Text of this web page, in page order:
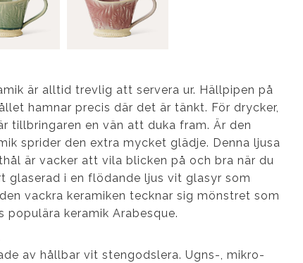
är alltid trevlig att servera ur. Hällpipen på
hamnar precis där det är tänkt. För drycker,
tillbringaren en vän att duka fram. Är den
sprider den extra mycket glädje. Denna ljusa
är vacker att vila blicken på och bra när du
glaserad i en flödande ljus vit glasyr som
vackra keramiken tecknar sig mönstret som
populära keramik Arabesque.
av hållbar vit stengodslera. Ugns-, mikro-